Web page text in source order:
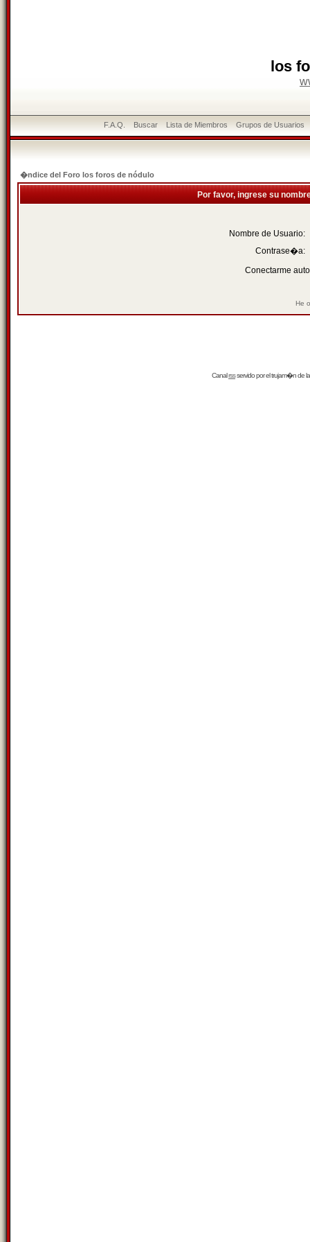
los
F.A.Q. Buscar Lista de Miembros Grupos de Usuarios
�ndice del Foro los foros de nódulo
Por favor, ingrese su
Nombre de Usuario:
Contrase�a:
Conectarme
He
Canalrssservido por eltrujam�nde